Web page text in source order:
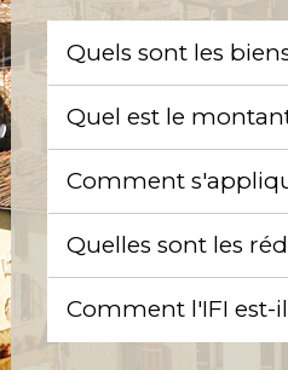
Quels sont les
Quel est le
Comment
Quelles sont les
Comment l'IFI est-